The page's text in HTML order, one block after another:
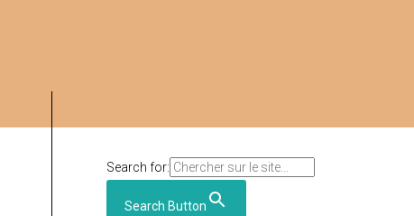
Search for:
Search Button